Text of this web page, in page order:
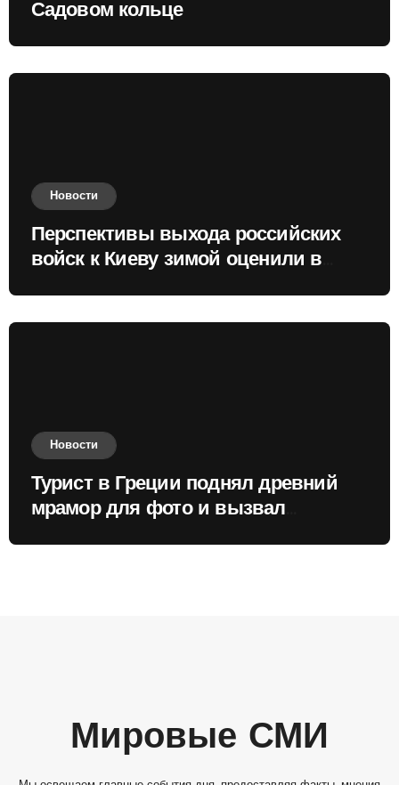
Садовом кольце
Новости
Перспективы выхода российских
войск к Киеву зимой оценили в
Новости
Турист в Греции поднял древний
мрамор для фото и вызвал
Мировые СМИ